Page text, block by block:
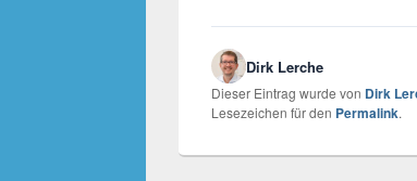
Dirk Lerche
Dieser Eintrag wurde von Dirk
Lesezeichen für den Permalink.